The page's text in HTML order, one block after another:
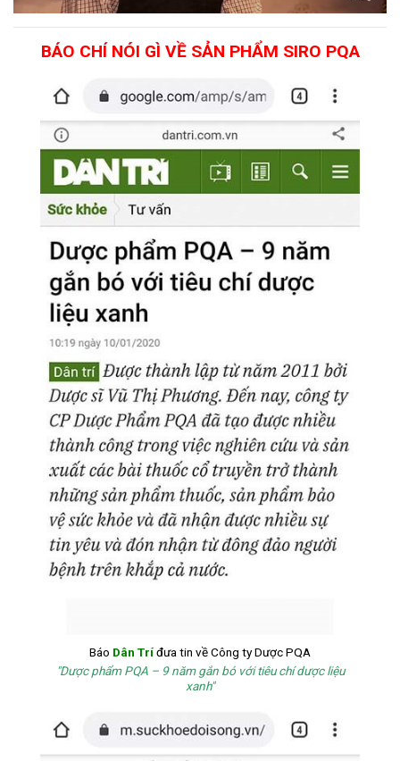
BÁO CHÍ NÓI GÌ VỀ SẢN PHẨM SIRO PQA
Báo Dân Tríđưa tin về Công ty Dược PQA
"Dược phẩm PQA – 9 năm gắn bó với tiêu chí dược liệu
xanh"